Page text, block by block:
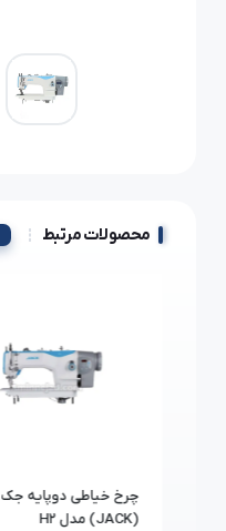
محصولات مرتبط
چرخ خیاطی دوپایه جک
(JACK) مدل H2